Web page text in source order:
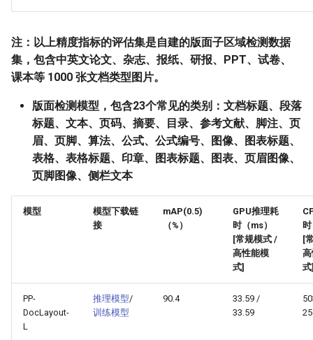
注：以上精度指标的评估集是自建的版面子区域检测数据
集，包含中英文论文、杂志、报纸、研报、PPT、试卷、
课本等 1000 张文档类型图片。
版面检测模型，包含23个常见的类别：文档标题、段落
标题、文本、页码、摘要、目录、参考文献、脚注、页
眉、页脚、算法、公式、公式编号、图像、图表标题、
表格、表格标题、印章、图表标题、图表、页眉图像、
页脚图像、侧栏文本
模型
模型下载链
接
mAP(0.5)
（%）
GPU推理耗
时（ms）
[常规模式 /
高性能模
式]
[
PP-
DocLayout-
L
推理模型/
训练模型
90.4
33.59 /
33.59